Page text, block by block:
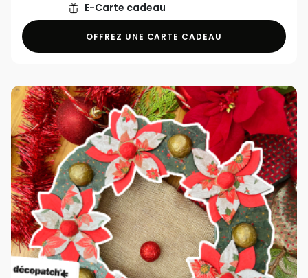
E-Carte cadeau
OFFREZ UNE CARTE CADEAU